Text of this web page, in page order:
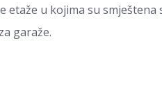
etaže u kojima su
garaže.